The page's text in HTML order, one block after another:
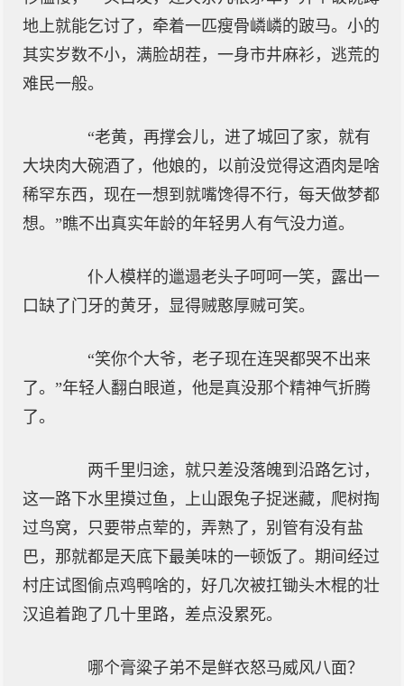
地上就能乞讨了，牵着一匹瘦骨嶙嶙的跛马。小的
其实岁数不小，满脸胡茬，一身市井麻衫，逃荒的
难民一般。
“老黄，再撑会儿，进了城回了家，就有
大块肉大碗酒了，他娘的，以前没觉得这酒肉是啥
稀罕东西，现在一想到就嘴馋得不行，每天做梦都
想。”瞧不出真实年龄的年轻男人有气没力道。
仆人模样的邋遢老头子呵呵一笑，露出一
口缺了门牙的黄牙，显得贼憨厚贼可笑。
“笑你个大爷，老子现在连哭都哭不出来
了。”年轻人翻白眼道，他是真没那个精神气折腾
了。
两千里归途，就只差没落魄到沿路乞讨，
这一路下水里摸过鱼，上山跟兔子捉迷藏，爬树掏
过鸟窝，只要带点荤的，弄熟了，别管有没有盐
巴，那就都是天底下最美味的一顿饭了。期间经过
村庄试图偷点鸡鸭啥的，好几次被扛锄头木棍的壮
汉追着跑了几十里路，差点没累死。
哪个膏粱子弟不是鲜衣怒马威风八面？